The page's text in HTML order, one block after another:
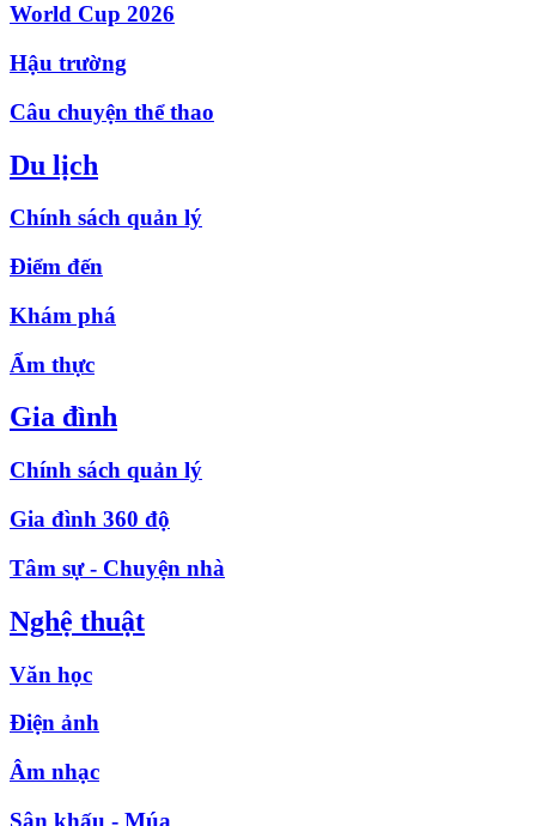
World Cup 2026
Hậu trường
Câu chuyện thể thao
Du lịch
Chính sách quản lý
Điểm đến
Khám phá
Ẩm thực
Gia đình
Chính sách quản lý
Gia đình 360 độ
Tâm sự - Chuyện nhà
Nghệ thuật
Văn học
Điện ảnh
Âm nhạc
Sân khấu - Múa